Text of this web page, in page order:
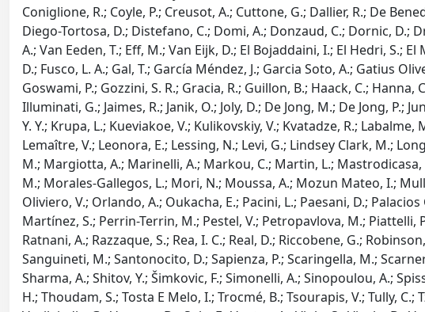
Coniglione, R.; Coyle, P.; Creusot, A.; Cuttone, G.; Dallier, R.; De
Diego-Tortosa, D.; Distefano, C.; Domi, A.; Donzaud, C.; Dornic, D.;
A.; Van Eeden, T.; Eff, M.; Van Eijk, D.; El Bojaddaini, I.; El Hedri, S.;
D.; Fusco, L. A.; Gal, T.; García Méndez, J.; Garcia Soto, A.; Gatius
Goswami, P.; Gozzini, S. R.; Gracia, R.; Guillon, B.; Haack, C.;
Illuminati, G.; Jaimes, R.; Janik, O.; Joly, D.; De Jong, M.; De Jong, P.;
Y. Y.; Krupa, L.; Kueviakoe, V.; Kulikovskiy, V.; Kvatadze, R.;
Lemaître, V.; Leonora, E.; Lessing, N.; Levi, G.; Lindsey Clark, M.;
M.; Margiotta, A.; Marinelli, A.; Markou, C.; Martin, L.;
M.; Morales-Gallegos, L.; Mori, N.; Moussa, A.; Mozun Mateo, I.;
Oliviero, V.; Orlando, A.; Oukacha, E.; Pacini, L.; Paesani, D.;
Martínez, S.; Perrin-Terrin, M.; Pestel, V.; Petropavlova, M.; Piattelli,
Ratnani, A.; Razzaque, S.; Rea, I. C.; Real, D.; Riccobene, G.;
Sanguineti, M.; Santonocito, D.; Sapienza, P.; Scaringella, M.;
Sharma, A.; Shitov, Y.; Šimkovic, F.; Simonelli, A.; Sinopoulou, A.;
H.; Thoudam, S.; Tosta E Melo, I.; Trocmé, B.; Tsourapis, V.; Tully,